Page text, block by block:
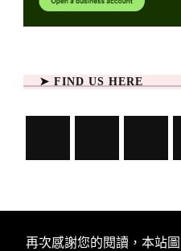
➤ FIND US HERE
再次感謝您的閱讀，本站